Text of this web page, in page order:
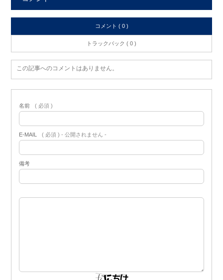
コメント ( 0 )
トラックバック ( 0 )
この記事へのコメントはありません。
名前 ( 必須 )
E-MAIL ( 必須 ) - 公開されません -
備考